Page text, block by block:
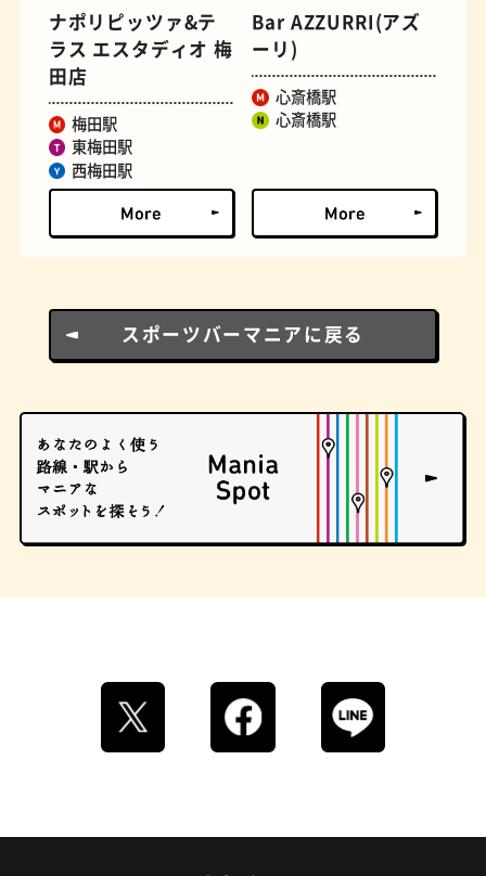
せんべろ
マンホール ドーナツ
ナポリピッツァ&テ
ラス エスタディオ 梅
田店
梅田駅
東梅田駅
西梅田駅
Bar AZZURRI(アズ
ーリ)
心斎橋駅
心斎橋駅
スポーツバーマニアに戻る